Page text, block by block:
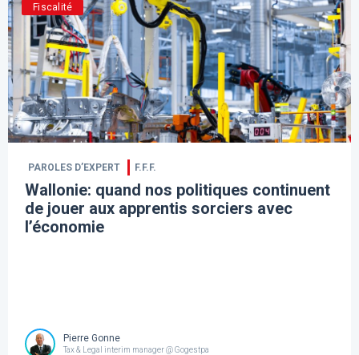
Fiscalité
PAROLES D’EXPERT F.F.F.
Wallonie: quand nos politiques continuent
de jouer aux apprentis sorciers avec
l’économie
Pierre Gonne
Tax & Legal interim manager @ Gogestpa